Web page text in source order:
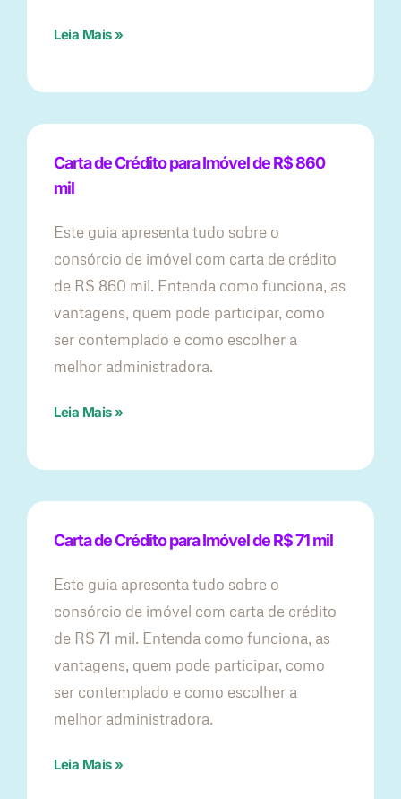
Leia Mais »
Carta de Crédito para Imóvel de R$ 860
mil
Este guia apresenta tudo sobre o
consórcio de imóvel com carta de crédito
de R$ 860 mil. Entenda como funciona, as
vantagens, quem pode participar, como
ser contemplado e como escolher a
melhor administradora.
Leia Mais »
Carta de Crédito para Imóvel de R$ 71 mil
Este guia apresenta tudo sobre o
consórcio de imóvel com carta de crédito
de R$ 71 mil. Entenda como funciona, as
vantagens, quem pode participar, como
ser contemplado e como escolher a
melhor administradora.
Leia Mais »